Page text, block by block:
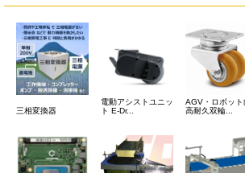
三相変換器
電動アシストユニッ
ト E-Dr...
AGV・ロボット
高耐久双輪...